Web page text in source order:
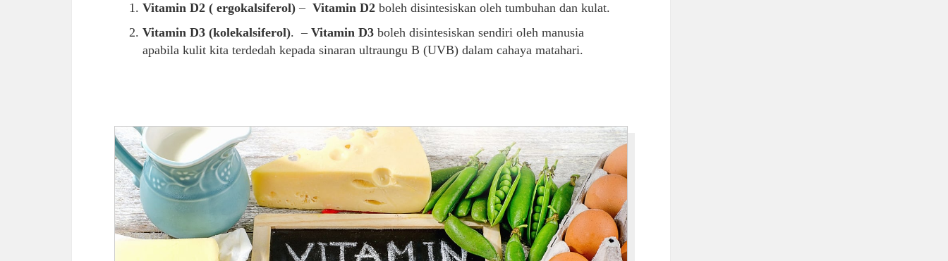
Vitamin D2 ( ergokalsiferol) – Vitamin D2 boleh disintesiskan oleh tumbuhan dan kulat.
Vitamin D3 (kolekalsiferol). – Vitamin D3 boleh disintesiskan sendiri oleh manusia
apabila kulit kita terdedah kepada sinaran ultraungu B (UVB) dalam cahaya matahari.